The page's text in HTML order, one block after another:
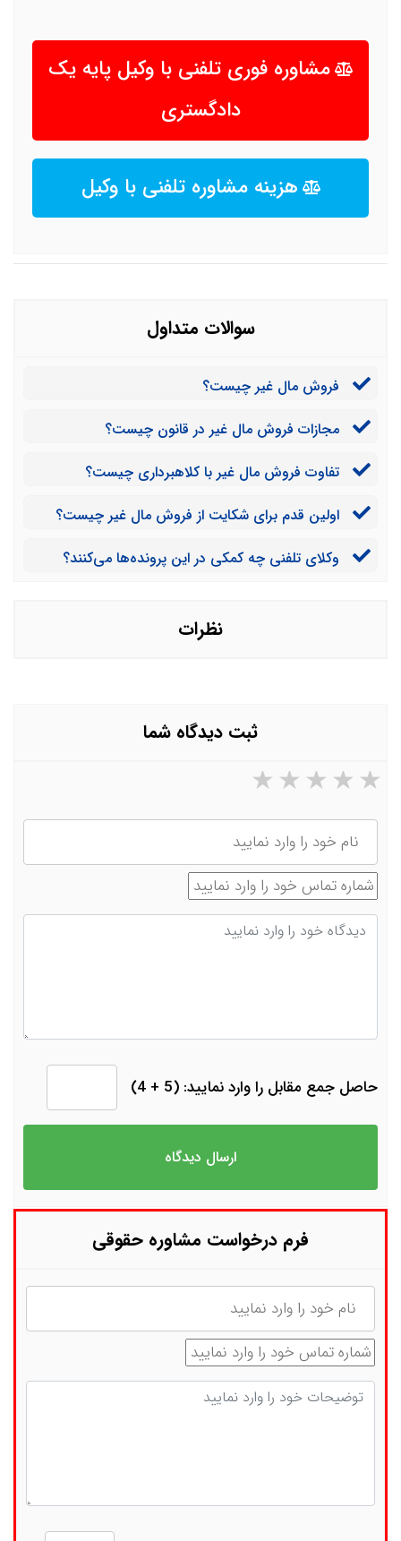
مشاوره فوری تلفنی با وکیل پایه یک
دادگستری
هزینه مشاوره تلفنی با وکیل
سوالات متداول
مجازات فروش مال غیر در قانون چیست؟
تفاوت فروش مال غیر با کلاهبرداری چیست؟
اولین قدم برای شکایت از فروش مال غیر چیست؟
نظرات
ثبت دیدگاه شما
۵ ستاره از ۵ ۴ ستاره از ۵ ۳ ستاره از ۵ ۲ ستاره از ۵
نام
شماره تماس
دیدگاه
حاصل جمع مقابل را وارد نمایید: (5 + 4)
فرم درخواست مشاوره حقوقی
نام
شماره تماس
توضیحات